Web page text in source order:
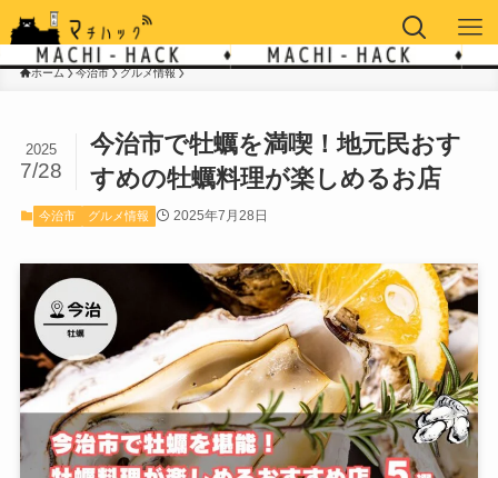
ホーム 今治市 グルメ情報
今治市で牡蠣を満喫！地元民おす
すめの牡蠣料理が楽しめるお店
2025
7/28
今治市 グルメ情報 2025年7月28日